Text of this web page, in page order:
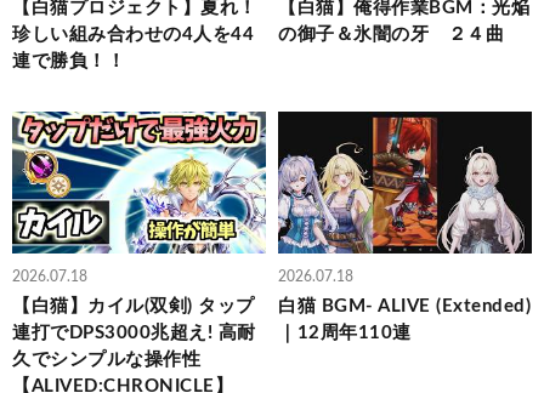
【白猫プロジェクト】夏れ！
珍しい組み合わせの4人を44
連で勝負！！
【白猫】俺得作業BGM：光焔
の御子＆氷闇の牙 ２４曲
2026.07.18
【白猫】カイル(双剣) タップ
連打でDPS3000兆超え! 高耐
久でシンプルな操作性
【ALIVED:CHRONICLE】
2026.07.18
白猫 BGM- ALIVE (Extended)
｜12周年110連